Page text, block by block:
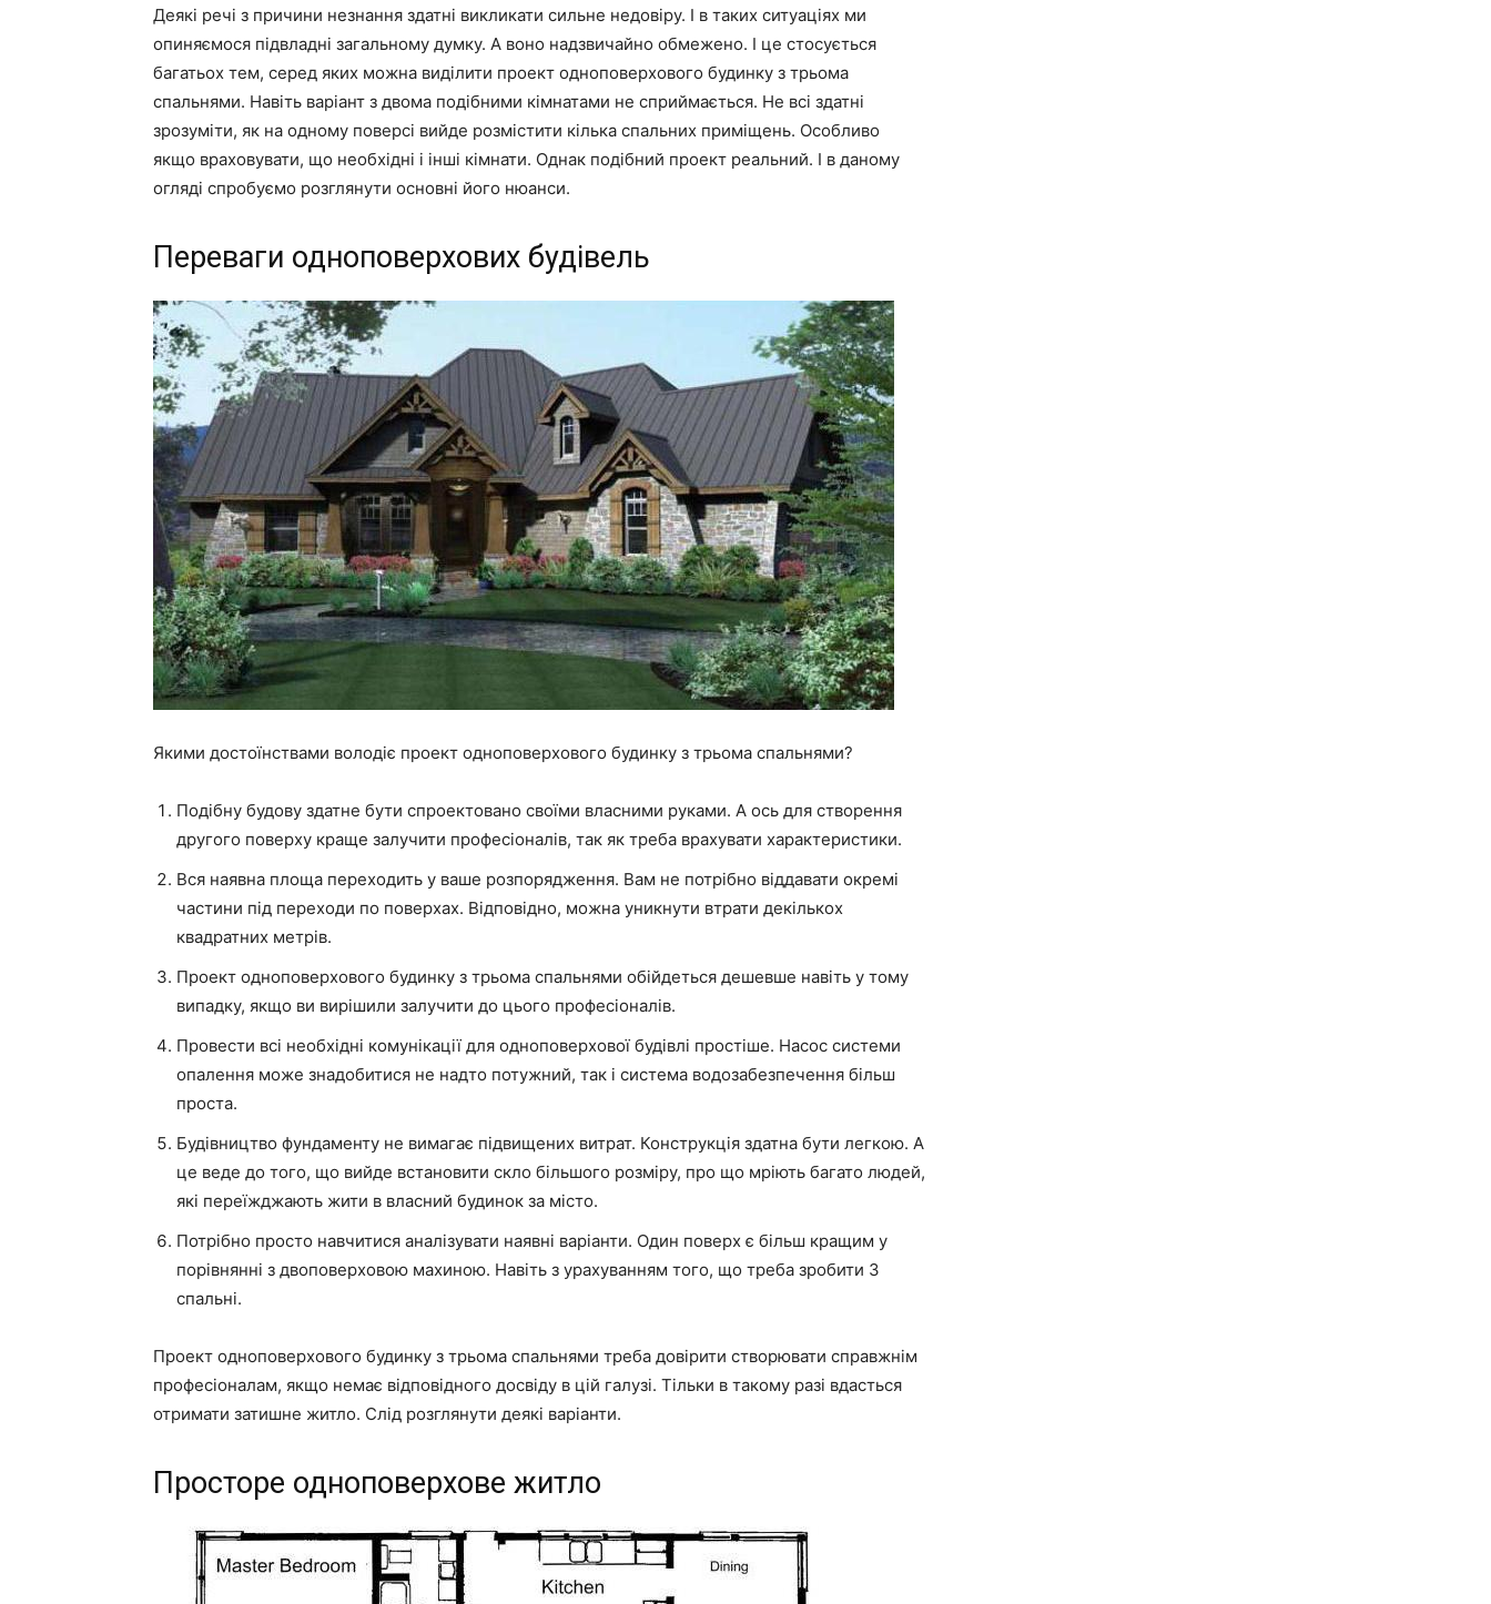
Деякі речі з причини незнання здатні викликати сильне недовіру. І в таких ситуаціях ми
опиняємося підвладні загальному думку. А воно надзвичайно обмежено. І це стосується
багатьох тем, серед яких можна виділити проект одноповерхового будинку з трьома
спальнями. Навіть варіант з двома подібними кімнатами не сприймається. Не всі здатні
зрозуміти, як на одному поверсі вийде розмістити кілька спальних приміщень. Особливо
якщо враховувати, що необхідні і інші кімнати. Однак подібний проект реальний. І в даному
огляді спробуємо розглянути основні його нюанси.
Переваги одноповерхових будівель
Якими достоїнствами володіє проект одноповерхового будинку з трьома спальнями?
Подібну будову здатне бути спроектовано своїми власними руками. А ось для створення
другого поверху краще залучити професіоналів, так як треба врахувати характеристики.
Вся наявна площа переходить у ваше розпорядження. Вам не потрібно віддавати окремі
частини під переходи по поверхах. Відповідно, можна уникнути втрати декількох
квадратних метрів.
Проект одноповерхового будинку з трьома спальнями обійдеться дешевше навіть у тому
випадку, якщо ви вирішили залучити до цього професіоналів.
Провести всі необхідні комунікації для одноповерхової будівлі простіше. Насос системи
опалення може знадобитися не надто потужний, так і система водозабезпечення більш
проста.
Будівництво фундаменту не вимагає підвищених витрат. Конструкція здатна бути легкою. А
це веде до того, що вийде встановити скло більшого розміру, про що мріють багато людей,
які переїжджають жити в власний будинок за місто.
Потрібно просто навчитися аналізувати наявні варіанти. Один поверх є більш кращим у
порівнянні з двоповерховою махиною. Навіть з урахуванням того, що треба зробити 3
спальні.
Проект одноповерхового будинку з трьома спальнями треба довірити створювати справжнім
професіоналам, якщо немає відповідного досвіду в цій галузі. Тільки в такому разі вдасться
отримати затишне житло. Слід розглянути деякі варіанти.
Просторе одноповерхове житло